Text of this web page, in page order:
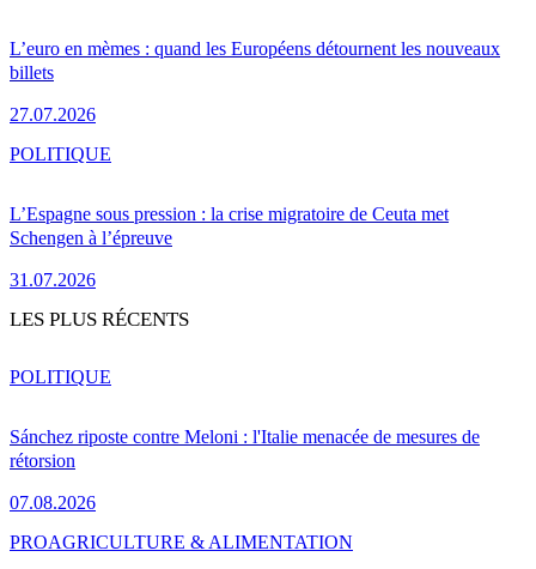
L’euro en mèmes : quand les Européens détournent les nouveaux
billets
27.07.2026
L’Espagne sous pression : la crise migratoire de Ceuta met
Schengen à l’épreuve
31.07.2026
POLITIQUE
LES PLUS RÉCENTS
Sánchez riposte contre Meloni : l'Italie menacée de mesures de
rétorsion
07.08.2026
POLITIQUE
PROAGRICULTURE & ALIMENTATION